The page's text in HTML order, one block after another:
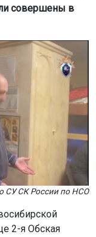
совершены в
СУ СК России по НСО
2-я Обская